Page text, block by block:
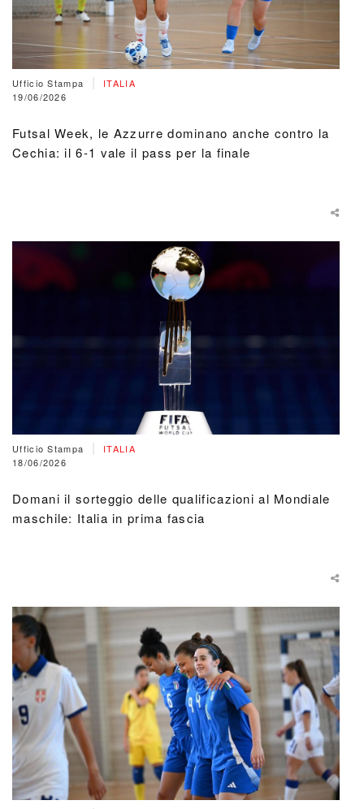
Ufficio Stampa
ITALIA
19/06/2026
Futsal Week, le Azzurre dominano anche contro la
Cechia: il 6-1 vale il pass per la finale
Ufficio Stampa
ITALIA
18/06/2026
Domani il sorteggio delle qualificazioni al Mondiale
maschile: Italia in prima fascia